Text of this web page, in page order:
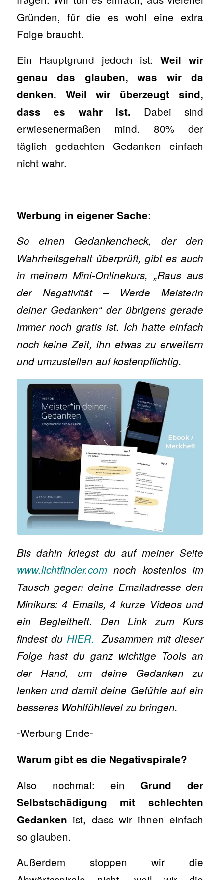
Gründen, für die es wohl eine extra
Folge braucht.
Ein Hauptgrund jedoch ist:Weil wir
genau das glauben, was wir da
denken. Weil wir überzeugt sind,
dass es wahr ist. Dabei sind
erwiesenermaßen mind. 80% der
täglich gedachten Gedanken einfach
nicht wahr.
Werbung in eigener Sache:
So einen Gedankencheck, der den
Wahrheitsgehalt überprüft, gibt es auch
in meinem Mini-Onlinekurs, „Raus aus
der Negativität – Werde Meisterin
deiner Gedanken“ der übrigens gerade
immer noch gratis ist. Ich hatte einfach
noch keine Zeit, ihn etwas zu erweitern
und umzustellen auf kostenpflichtig.
Bis dahin kriegst du auf meiner Seite
www.lichtfinder.comnoch kostenlos im
Tausch gegen deine Emailadresse den
Minikurs: 4 Emails, 4 kurze Videos und
ein Begleitheft. Den Link zum Kurs
findest duHIER. Zusammen mit dieser
Folge hast du ganz wichtige Tools an
der Hand, um deine Gedanken zu
lenken und damit deine Gefühle auf ein
besseres Wohlfühllevel zu bringen.
-Werbung Ende-
Warum gibt es die Negativspirale?
Also nochmal: einGrund der
Selbstschädigung mit schlechten
Gedanken ist, dass wir ihnen einfach
so glauben.
Außerdem stoppen wir die